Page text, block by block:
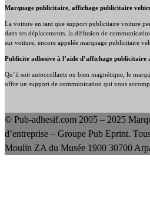
Marquage publicitaire, affichage publicitaire
La voiture en tant que support publicitaire voiture
dans ses déplacements. la diffusion de
sur voiture, encore appelée marquage publicitaire
Publicite adhesive à l’aide d’affichage publicitaire
Qu’il soit autoccollants ou bien magnétique, le
offre un support de communication qui vous
© Pub-adhesif.com 2005 – 2025
d’entreprise – Groupe Pub Eprint.
Moulin ZA du Musée 1900 30700